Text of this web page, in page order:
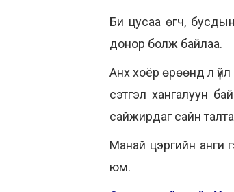
Би цусаа өгч,
донор болж байлаа.
Анх хоёр өрөөнд л
сэтгэл хангалуун
сайжирдаг сайн
Манай цэргийн анги
юм.